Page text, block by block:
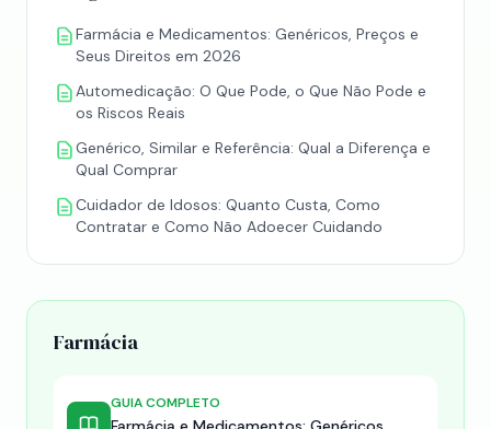
Farmácia e Medicamentos: Genéricos, Preços e
Seus Direitos em 2026
Automedicação: O Que Pode, o Que Não Pode e
os Riscos Reais
Genérico, Similar e Referência: Qual a Diferença e
Qual Comprar
Cuidador de Idosos: Quanto Custa, Como
Contratar e Como Não Adoecer Cuidando
Farmácia
GUIA COMPLETO